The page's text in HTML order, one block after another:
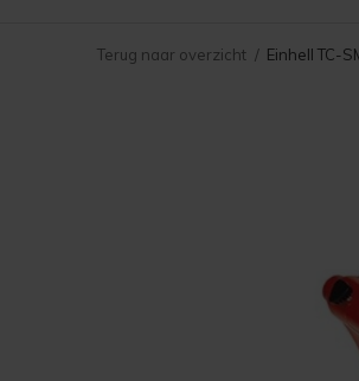
Terug naar overzicht Einhell TC-